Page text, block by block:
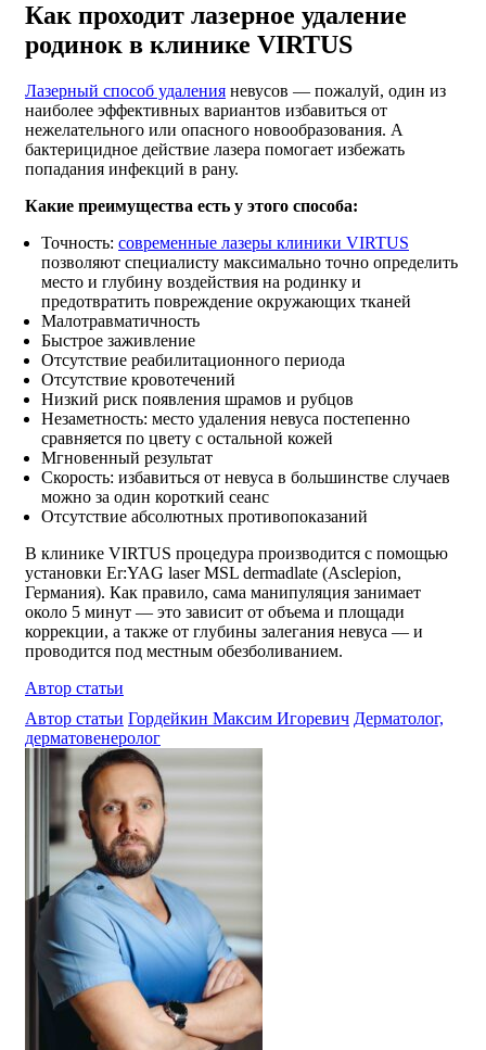
Как проходит лазерное удаление
родинок в клинике VIRTUS
Лазерный способ удаления невусов — пожалуй, один из
наиболее эффективных вариантов избавиться от
нежелательного или опасного новообразования. А
бактерицидное действие лазера помогает избежать
попадания инфекций в рану.
Какие преимущества есть у этого способа:
Точность: современные лазеры клиники VIRTUS
позволяют специалисту максимально точно определить
место и глубину воздействия на родинку и
предотвратить повреждение окружающих тканей
Малотравматичность
Быстрое заживление
Отсутствие реабилитационного периода
Отсутствие кровотечений
Низкий риск появления шрамов и рубцов
Незаметность: место удаления невуса постепенно
сравняется по цвету с остальной кожей
Мгновенный результат
Скорость: избавиться от невуса в большинстве случаев
можно за один короткий сеанс
Отсутствие абсолютных противопоказаний
В клинике VIRTUS процедура производится с помощью
установки Er:YAG laser MSL dermadlate (Asclepion,
Германия). Как правило, сама манипуляция занимает
около 5 минут — это зависит от объема и площади
коррекции, а также от глубины залегания невуса — и
проводится под местным обезболиванием.
Автор статьи
Автор статьи Гордейкин Максим Игоревич Дерматолог,
дерматовенеролог